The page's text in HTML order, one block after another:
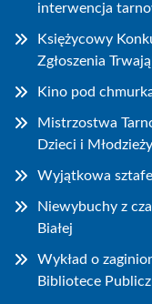
interwencja
Księżycowy
Zgłoszenia
Kino pod
Mistrzostwa
Dzieci i Młodzieży
Wyjątkowa
Niewybuchy z
Białej
Wykład o
Bibliotece